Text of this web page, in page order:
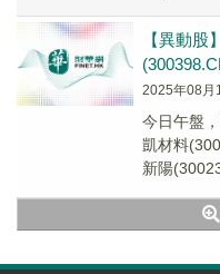
【異動
2025年08月
今日午盤
凱材料
新陽